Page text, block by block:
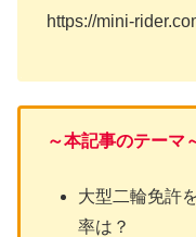
https://mini-
～本記事のテーマ
大型二輪免許
率は？